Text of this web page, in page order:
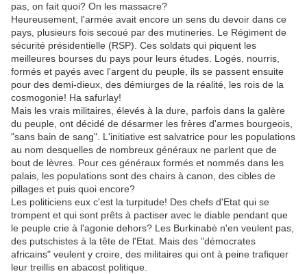
pas, on fait quoi? On les massacre?
Heureusement, l'armée avait encore un sens du devoir dans ce
pays, plusieurs fois secoué par des mutineries. Le Régiment de
sécurité présidentielle (RSP). Ces soldats qui piquent les
meilleures bourses du pays pour leurs études. Logés, nourris,
formés et payés avec l'argent du peuple, ils se passent ensuite
pour des demi-dieux, des démiurges de la réalité, les rois de la
cosmogonie! Ha safurlay!
Mais les vrais militaires, élevés à la dure, parfois dans la galère
du peuple, ont décidé de désarmer les frères d'armes bourgeois,
"sans bain de sang". L'initiative est salvatrice pour les populations
au nom desquelles de nombreux généraux ne parlent que de
bout de lèvres. Pour ces généraux formés et nommés dans les
palais, les populations sont des chairs à canon, des cibles de
pillages et puis quoi encore?
Les politiciens eux c'est la turpitude! Des chefs d'Etat qui se
trompent et qui sont prêts à pactiser avec le diable pendant que
le peuple crie à l'agonie dehors? Les Burkinabè n'en veulent pas,
des putschistes à la tête de l'Etat. Mais des "démocrates
africains" veulent y croire, des militaires qui ont à peine trafiquer
leur treillis en abacost politique.